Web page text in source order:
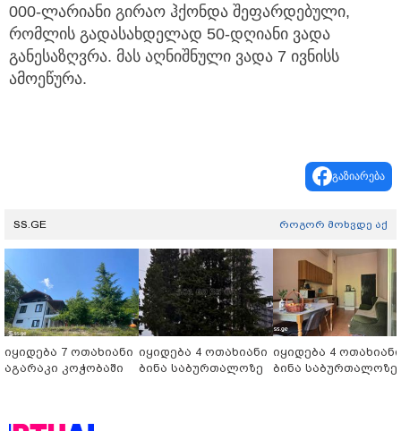
000-ლარიანი გირაო ჰქონდა შეფარდებული,
რომლის გადასახდელად 50-დღიანი ვადა
განესაზღვრა. მას აღნიშნული ვადა 7 ივნისს
ამოეწურა.
გაზიარება
SS.GE როგორ მოხვდე აქ
იყიდება 7 ოთახიანი
აგარაკი კოჭობაში
იყიდება 4 ოთახიანი
ბინა საბურთალოზე
იყიდება 4 ოთახიანი
ბინა საბურთალოზე